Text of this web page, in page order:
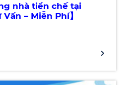
nhà tiền chế tại
Vấn – Miễn Phí】